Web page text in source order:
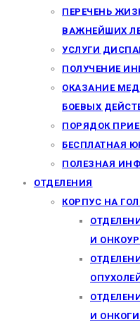
ПЕРЕЧЕНЬ
ВАЖНЕЙШИХ
УСЛУГИ
ПОЛУЧЕНИЕ
ОКАЗАНИЕ
БОЕВЫХ
ПОРЯДОК
БЕСПЛАТНАЯ
ПОЛЕЗНАЯ
ОТДЕЛЕНИЯ
КОРПУС НА
И
И